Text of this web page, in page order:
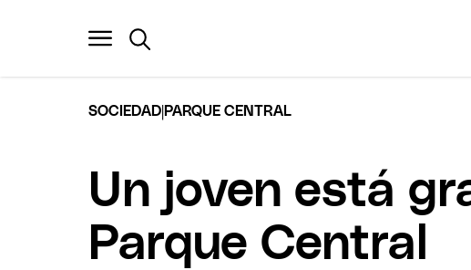
SOCIEDAD PARQUE CENTRAL
Un joven está
Parque Central